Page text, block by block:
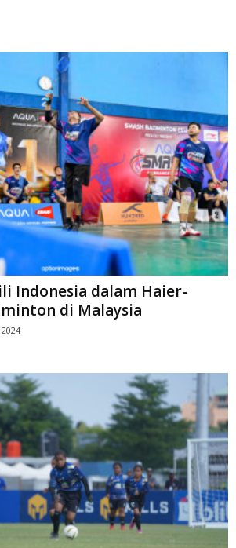
Indonesia dalam Haier-
di Malaysia